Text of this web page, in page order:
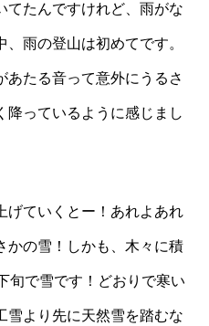
てたんですけれど、雨がな
雨の登山は初めてです。
あたる音って意外にうるさ
降っているように感じまし
げていくとー！あれよあれ
かの雪！しかも、木々に積
旬で雪です！どおりで寒い
雪より先に天然雪を踏むな